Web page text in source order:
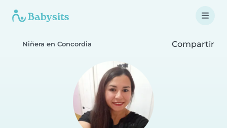
Niñera en Concordia Compartir